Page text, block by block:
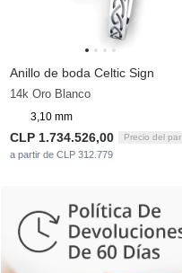
Anillo de boda Celtic Sign
14k Oro Blanco
3,10 mm
CLP 1.734.526,00 Precio del par
a partir de CLP 312.779